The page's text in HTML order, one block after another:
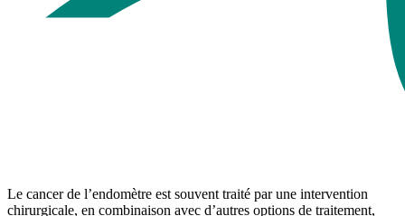
Le cancer de l’endomètre est souvent traité par une intervention
chirurgicale, en combinaison avec d’autres options de traitement,